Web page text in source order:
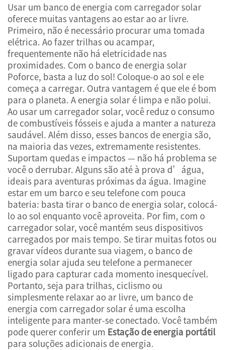
Usar um banco de energia com carregador solar
oferece muitas vantagens ao estar ao ar livre.
Primeiro, não é necessário procurar uma tomada
elétrica. Ao fazer trilhas ou acampar,
frequentemente não há eletricidade nas
proximidades. Com o banco de energia solar
Poforce, basta a luz do sol! Coloque-o ao sol e ele
começa a carregar. Outra vantagem é que ele é bom
para o planeta. A energia solar é limpa e não polui.
Ao usar um carregador solar, você reduz o consumo
de combustíveis fósseis e ajuda a manter a natureza
saudável. Além disso, esses bancos de energia são,
na maioria das vezes, extremamente resistentes.
Suportam quedas e impactos — não há problema se
você o derrubar. Alguns são até à prova d’água,
ideais para aventuras próximas da água. Imagine
estar em um barco e seu telefone com pouca
bateria: basta tirar o banco de energia solar, colocá-
lo ao sol enquanto você aproveita. Por fim, com o
carregador solar, você mantém seus dispositivos
carregados por mais tempo. Se tirar muitas fotos ou
gravar vídeos durante sua viagem, o banco de
energia solar ajuda seu telefone a permanecer
ligado para capturar cada momento inesquecível.
Portanto, seja para trilhas, ciclismo ou
simplesmente relaxar ao ar livre, um banco de
energia com carregador solar é uma escolha
inteligente para manter-se conectado. Você também
pode querer conferir um Estação de energia portátil
para soluções adicionais de energia.